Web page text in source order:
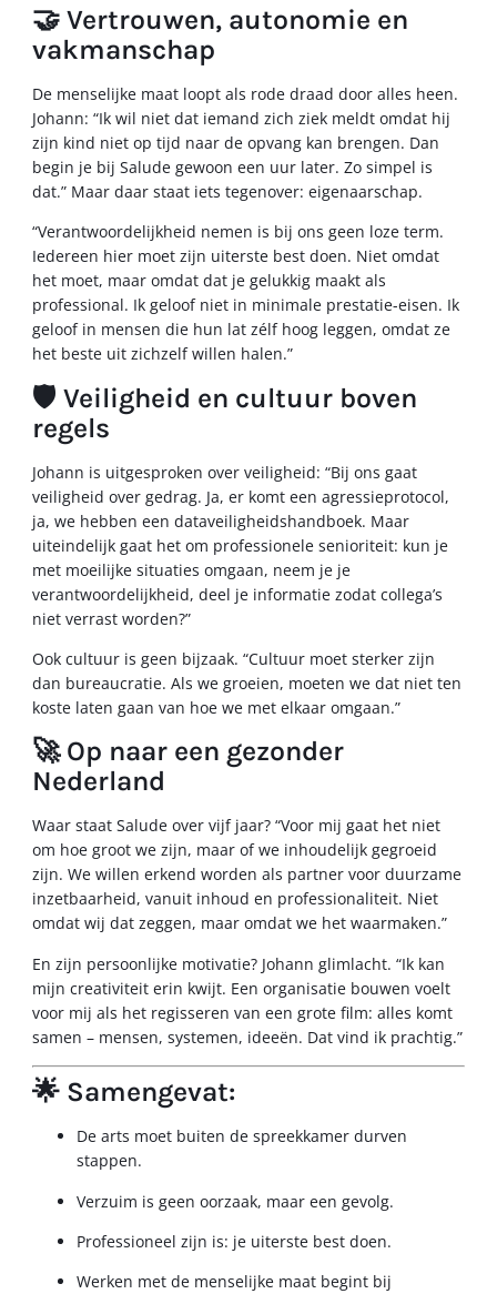
🤝 Vertrouwen, autonomie en
vakmanschap
De menselijke maat loopt als rode draad door alles heen.
Johann: “Ik wil niet dat iemand zich ziek meldt omdat hij
zijn kind niet op tijd naar de opvang kan brengen. Dan
begin je bij Salude gewoon een uur later. Zo simpel is
dat.” Maar daar staat iets tegenover: eigenaarschap.
“Verantwoordelijkheid nemen is bij ons geen loze term.
Iedereen hier moet zijn uiterste best doen. Niet omdat
het moet, maar omdat dat je gelukkig maakt als
professional. Ik geloof niet in minimale prestatie-eisen. Ik
geloof in mensen die hun lat zélf hoog leggen, omdat ze
het beste uit zichzelf willen halen.”
🛡️ Veiligheid en cultuur boven
regels
Johann is uitgesproken over veiligheid: “Bij ons gaat
veiligheid over gedrag. Ja, er komt een agressieprotocol,
ja, we hebben een dataveiligheidshandboek. Maar
uiteindelijk gaat het om professionele senioriteit: kun je
met moeilijke situaties omgaan, neem je je
verantwoordelijkheid, deel je informatie zodat collega’s
niet verrast worden?”
Ook cultuur is geen bijzaak. “Cultuur moet sterker zijn
dan bureaucratie. Als we groeien, moeten we dat niet ten
koste laten gaan van hoe we met elkaar omgaan.”
🚀 Op naar een gezonder
Nederland
Waar staat Salude over vijf jaar? “Voor mij gaat het niet
om hoe groot we zijn, maar of we inhoudelijk gegroeid
zijn. We willen erkend worden als partner voor duurzame
inzetbaarheid, vanuit inhoud en professionaliteit. Niet
omdat wij dat zeggen, maar omdat we het waarmaken.”
En zijn persoonlijke motivatie? Johann glimlacht. “Ik kan
mijn creativiteit erin kwijt. Een organisatie bouwen voelt
voor mij als het regisseren van een grote film: alles komt
samen – mensen, systemen, ideeën. Dat vind ik prachtig.”
🌟 Samengevat:
De arts moet buiten de spreekkamer durven
stappen.
Verzuim is geen oorzaak, maar een gevolg.
Professioneel zijn is: je uiterste best doen.
Werken met de menselijke maat begint bij